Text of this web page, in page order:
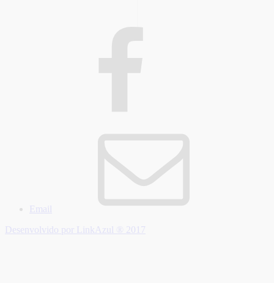
Email
Desenvolvido por LinkAzul ® 2017